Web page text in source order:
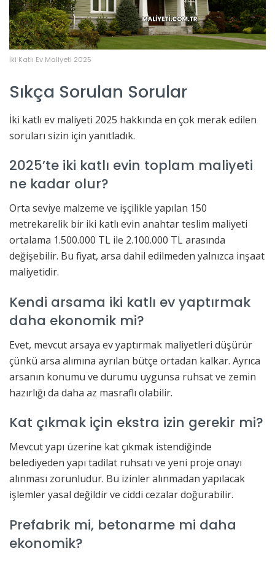
İki Katlı Ev Maliyeti 2025
Sıkça Sorulan Sorular
İki katlı ev maliyeti 2025 hakkında en çok merak edilen
soruları sizin için yanıtladık.
2025’te iki katlı evin toplam maliyeti
ne kadar olur?
Orta seviye malzeme ve işçilikle yapılan 150
metrekarelik bir iki katlı evin anahtar teslim maliyeti
ortalama 1.500.000 TL ile 2.100.000 TL arasında
değişebilir. Bu fiyat, arsa dahil edilmeden yalnızca inşaat
maliyetidir.
Kendi arsama iki katlı ev yaptırmak
daha ekonomik mi?
Evet, mevcut arsaya ev yaptırmak maliyetleri düşürür
çünkü arsa alımına ayrılan bütçe ortadan kalkar. Ayrıca
arsanın konumu ve durumu uygunsa ruhsat ve zemin
hazırlığı da daha az masraflı olabilir.
Kat çıkmak için ekstra izin gerekir mi?
Mevcut yapı üzerine kat çıkmak istendiğinde
belediyeden yapı tadilat ruhsatı ve yeni proje onayı
alınması zorunludur. Bu izinler alınmadan yapılacak
işlemler yasal değildir ve ciddi cezalar doğurabilir.
Prefabrik mi, betonarme mi daha
ekonomik?